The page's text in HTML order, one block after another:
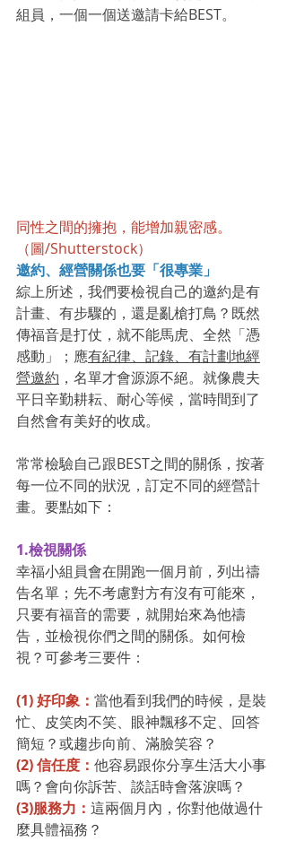
組員，一個一個送邀請卡給BEST。
同性之間的擁抱，能增加親密感。
（圖/Shutterstock）
邀約、經營關係也要「很專業」
綜上所述，我們要檢視自己的邀約是有
計畫、有步驟的，還是亂槍打鳥？既然
傳福音是打仗，就不能馬虎、全然「憑
感動」；應有紀律、記錄、有計劃地經
營邀約 ，名單才會源源不絕。就像農夫
平日辛勤耕耘、耐心等候，當時間到了
自然會有美好的收成。
常常檢驗自己跟BEST之間的關係，按著
每一位不同的狀況，訂定不同的經營計
畫。要點如下：
1.檢視關係
幸福小組員會在開跑一個月前，列出禱
告名單；先不考慮對方有沒有可能來，
只要有福音的需要，就開始來為他禱
告，並檢視你們之間的關係。如何檢
視？可參考三要件：
(1) 好印象： 當他看到我們的時候，是裝
忙、皮笑肉不笑、眼神飄移不定、回答
簡短？或趨步向前、滿臉笑容？
(2) 信任度： 他容易跟你分享生活大小事
嗎？會向你訴苦、談話時會落淚嗎？
(3)服務力： 這兩個月內，你對他做過什
麼具體福務？